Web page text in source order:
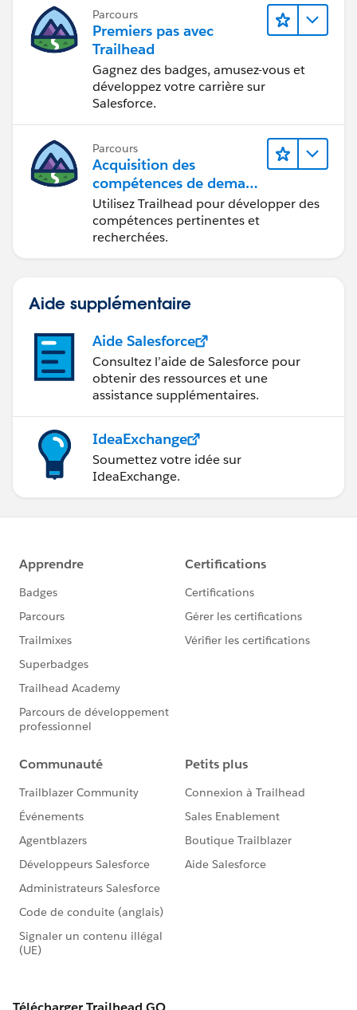
Parcours
Premiers pas avec
Trailhead
Gagnez des badges, amusez-vous et
développez votre carrière sur
Salesforce.
Parcours
Acquisition des
compétences de demain
avec Trailhead
Utilisez Trailhead pour développer des
compétences pertinentes et
recherchées.
Aide supplémentaire
Aide Salesforce
Consultez l’aide de Salesforce pour
obtenir des ressources et une
assistance supplémentaires.
IdeaExchange
Soumettez votre idée sur
IdeaExchange.